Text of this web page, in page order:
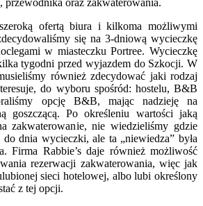
oraz zakwaterowania.
ofertą biura i kilkoma możliwymi
się na 3-dniową wycieczkę
w miasteczku Portree. Wycieczkę
tygodni przed wyjazdem do Szkocji. W
również zdecydować jaki rodzaj
do wyboru spośród: hostelu, B&B
opcję B&B, mając nadzieję na
goszczącą. Po określeniu wartości jaką
zakwaterowanie, nie wiedzieliśmy gdzie
dnia wycieczki, ale ta „niewiedza” była
Firma Rabbie’s daje również możliwość
rezerwacji zakwaterowania, więc jak
sieci hotelowej, albo lubi określony
z tej opcji.